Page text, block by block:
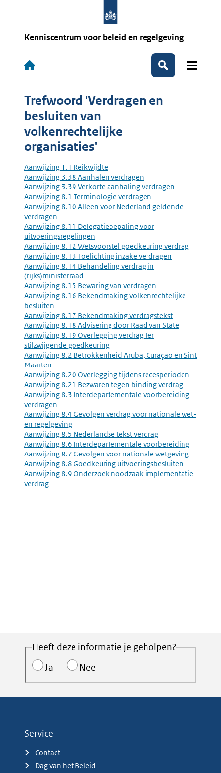
Kenniscentrum voor beleid en regelgeving
Hoofdnavigatie
Zoeken
Trefwoord 'Verdragen en
besluiten van
volkenrechtelijke
organisaties'
Aanwijzing 1.1 Reikwijdte
Aanwijzing 3.38 Aanhalen verdragen
Aanwijzing 3.39 Verkorte aanhaling verdragen
Aanwijzing 8.1 Terminologie verdragen
Aanwijzing 8.10 Alleen voor Nederland geldende
verdragen
Aanwijzing 8.11 Delegatiebepaling voor
uitvoeringsregelingen
Aanwijzing 8.12 Wetsvoorstel goedkeuring verdrag
Aanwijzing 8.13 Toelichting inzake verdragen
Aanwijzing 8.14 Behandeling verdrag in
(rijks)ministerraad
Aanwijzing 8.15 Bewaring van verdragen
Aanwijzing 8.16 Bekendmaking volkenrechtelijke
besluiten
Aanwijzing 8.17 Bekendmaking verdragstekst
Aanwijzing 8.18 Advisering door Raad van State
Aanwijzing 8.19 Overlegging verdrag ter
stilzwijgende goedkeuring
Aanwijzing 8.2 Betrokkenheid Aruba, Curaçao en Sint
Maarten
Aanwijzing 8.20 Overlegging tijdens recesperioden
Aanwijzing 8.21 Bezwaren tegen binding verdrag
Aanwijzing 8.3 Interdepartementale voorbereiding
verdragen
Aanwijzing 8.4 Gevolgen verdrag voor nationale wet-
en regelgeving
Aanwijzing 8.5 Nederlandse tekst verdrag
Aanwijzing 8.6 Interdepartementale voorbereiding
Aanwijzing 8.7 Gevolgen voor nationale wetgeving
Aanwijzing 8.8 Goedkeuring uitvoeringsbesluiten
Aanwijzing 8.9 Onderzoek noodzaak implementatie
verdrag
Heeft deze informatie je geholpen?
Ja
Nee
Service
Contact
Dag van het Beleid